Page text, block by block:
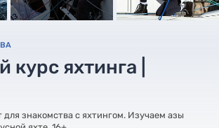
яхтинга |
для знакомства с яхтингом. Изучаем азы